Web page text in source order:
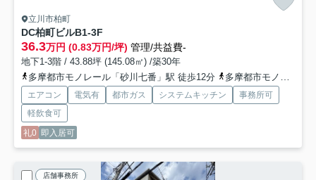
立川市柏町
DC柏町ビルB1-3F
36.3万円 (0.83万円/坪) 管理/共益費-
地下1-3階 / 43.88坪 (145.08㎡) /築30年
多摩都市モノレール「砂川七番」駅 徒歩12分
多摩都市モノレール「泉体育館」駅 徒歩12分
エアコン 電気有 都市ガス システムキッチン
事務所可
軽飲食可
礼0 即入居可
店舗事務所